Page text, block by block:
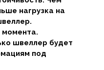
нагрузка на
момента.
швеллер будет
под